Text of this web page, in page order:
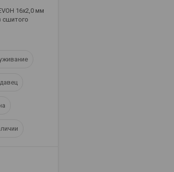
16x2,0 мм
сшитого